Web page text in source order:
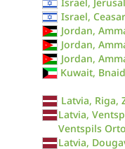
Israel,
Jordan,
Jordan,
Jordan,
Kuwait,
Latvia, Riga,
Latvia,
Ventspils
Latvia,